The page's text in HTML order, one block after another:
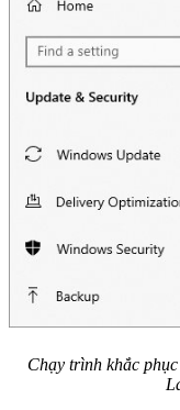
Chạy trình khắc